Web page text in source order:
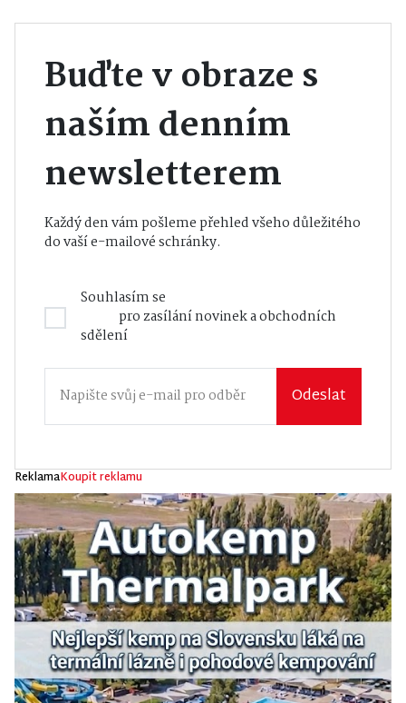
Buďte v obraze s
naším denním
newsletterem
Každý den vám pošleme přehled všeho důležitého
do vaší e-mailové schránky.
Souhlasím se
pro zasílání novinek a obchodních
sdělení
Odeslat
ReklamaKoupit reklamu